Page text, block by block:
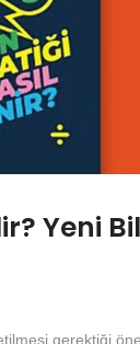
Yeni
gerektiği